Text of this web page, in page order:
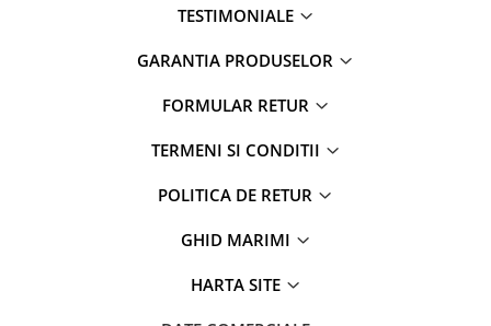
TESTIMONIALE
GARANTIA PRODUSELOR
FORMULAR RETUR
TERMENI SI CONDITII
POLITICA DE RETUR
GHID MARIMI
HARTA SITE